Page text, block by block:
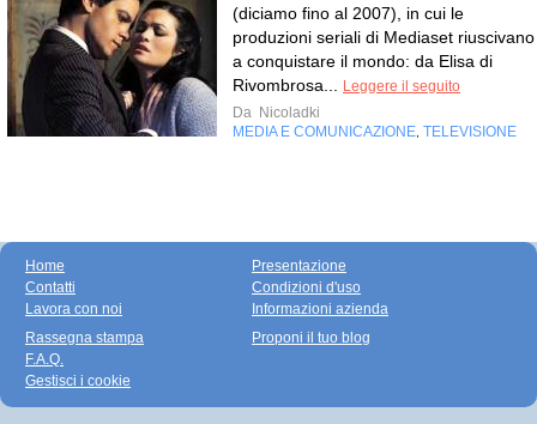
(diciamo fino al 2007), in cui le
produzioni seriali di Mediaset riuscivano
a conquistare il mondo: da Elisa di
Rivombrosa...
Leggere il seguito
Da Nicoladki
MEDIA E COMUNICAZIONE TELEVISIONE
Home
Contatti
Lavora con noi
Presentazione
Condizioni d'uso
Informazioni azienda
Rassegna stampa
F.A.Q.
Gestisci i cookie
Proponi il tuo blog